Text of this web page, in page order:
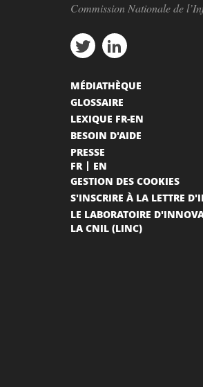
Commission Nationale de
MÉDIATHÈQUE
GLOSSAIRE
LEXIQUE FR-EN
BESOIN D'AIDE
PRESSE
FR
EN
GESTION DES COOKIES
S'INSCRIRE À LA LETTRE
LE LABORATOIRE
LA CNIL (LINC)